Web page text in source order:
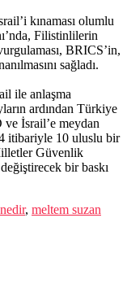
kınaması olumlu
Filistinlilerin
BRICS’in,
sağladı.
ile anlaşma
ardından Türkiye
ve İsrail’e meydan
itibariyle 10 uluslu bir
Güvenlik
bir baskı
, meltem suzan